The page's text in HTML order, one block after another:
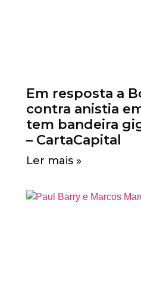
Em resposta a
contra anistia
tem bandeira
– CartaCapital
Ler mais »